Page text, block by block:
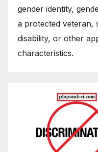
gender identity,
a protected veteran,
disability, or other
characteristics.